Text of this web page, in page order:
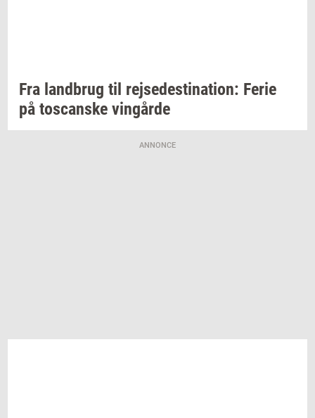
Fra land­brug til rej­se­desti­na­tion: Ferie
på toscan­ske vin­går­de
ANNONCE